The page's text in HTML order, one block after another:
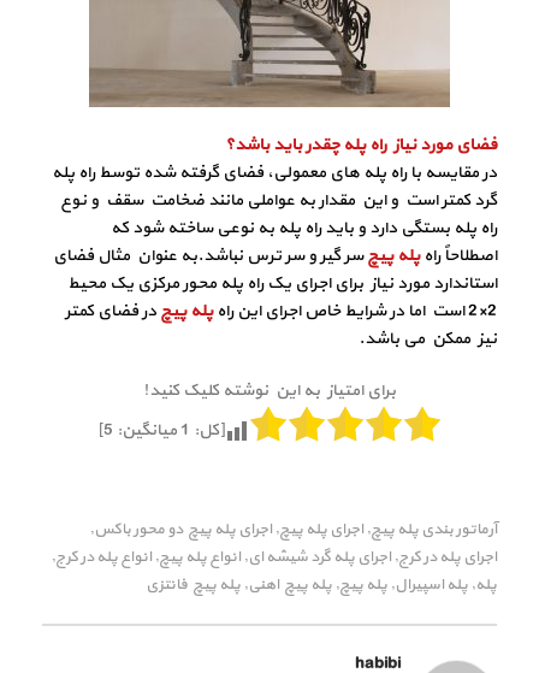
فضای مورد نیاز راه پله چقدر باید باشد؟
در مقایسه با راه پله های معمولی، فضای گرفته شده توسط راه پله
گرد کمتر است و این مقدار به عواملی مانند ضخامت سقف و نوع
راه پله بستگی دارد و باید راه پله به نوعی ساخته شود که
اصطلاحاً راهپله پیچسر گیر و سر ترس نباشد.به عنوان مثال فضای
استاندارد مورد نیاز برای اجرای یک راه پله محور مرکزی یک محیط
2×2 است اما در شرایط خاص اجرای این راه
پله پیچدر فضای کمتر
نیز ممکن می باشد.
برای امتیاز به این نوشته کلیک کنید!
[کل: 1میانگین: 5
]
آرماتور بندی پله پیچ, اجرای پله پیچ, اجرای پله پیچ دو محور باکس,
اجرای پله در کرج, اجرای پله گرد شیشه ای, انواع پله پیچ, انواع پله در کرج,
پله, پله اسپیرال, پله پیچ, پله پیچ اهنی, پله پیچ فانتزی
habibi